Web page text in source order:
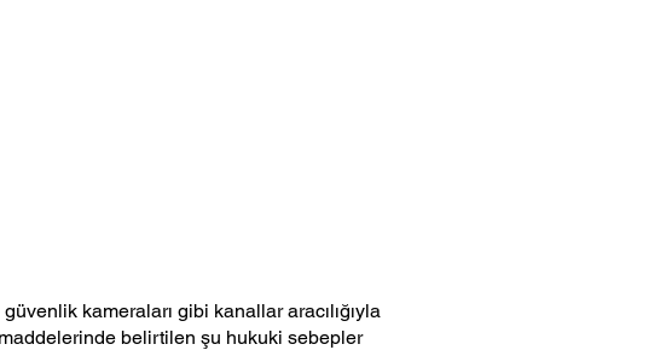
kameraları gibi kanallar aracılığıyla
maddelerinde belirtilen şu hukuki sebepler